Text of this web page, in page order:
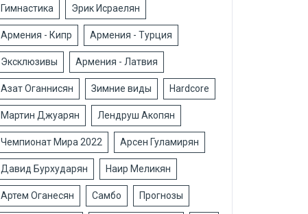
Гимнастика Эрик Исраелян
Армения - Кипр Армения - Турция
Эксклюзивы Армения - Латвия
Азат Оганнисян Зимние виды Hardcore
Мартин Джуарян Лендруш Акопян
Чемпионат Мира 2022 Арсен Гуламирян
Давид Бурхударян Наир Меликян
Артем Оганесян Самбо Прогнозы